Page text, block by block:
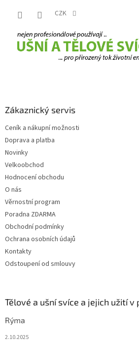
CZK
Zákaznický servis
Ceník a nákupní možnosti
Doprava a platba
Novinky
Velkoobchod
Hodnocení obchodu
O nás
Věrnostní program
Poradna ZDARMA
Obchodní podmínky
Ochrana osobních údajů
Kontakty
Odstoupení od smlouvy
Tělové a ušní svíce a jejich užití v
Rýma
2.10.2025